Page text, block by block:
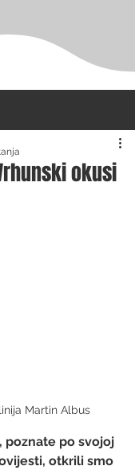
okusi
Martin Albus
poznate po svojoj
otkrili smo